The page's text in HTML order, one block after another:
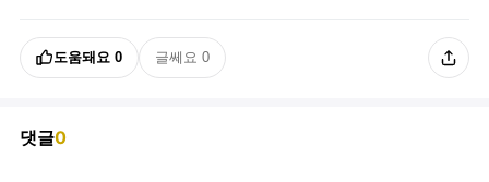
도움돼요 0 글쎄요 0
댓글0